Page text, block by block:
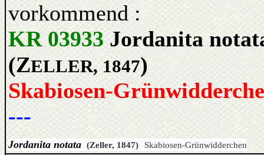
vorkommend :
KR 03933Jordanita
(ZELLER, 1847)
Skabiosen-
---
Jordanita notata (Zeller, 1847) Skabiosen-Grünwidderchen